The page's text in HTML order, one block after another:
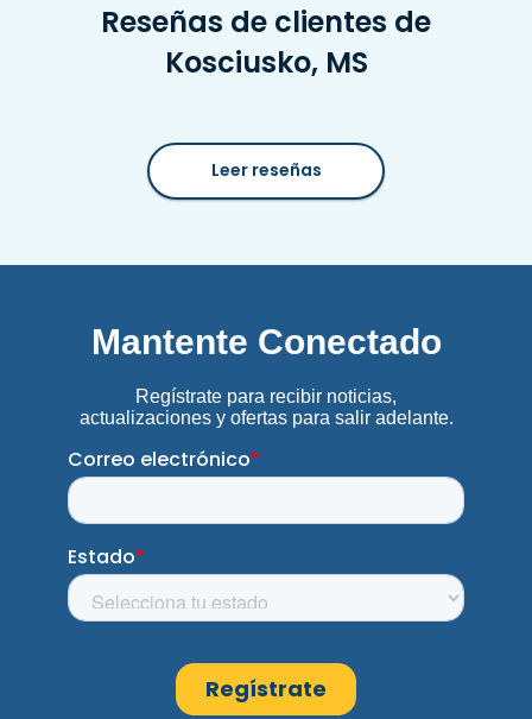
Reseñas de clientes de
Kosciusko, MS
Leer reseñas